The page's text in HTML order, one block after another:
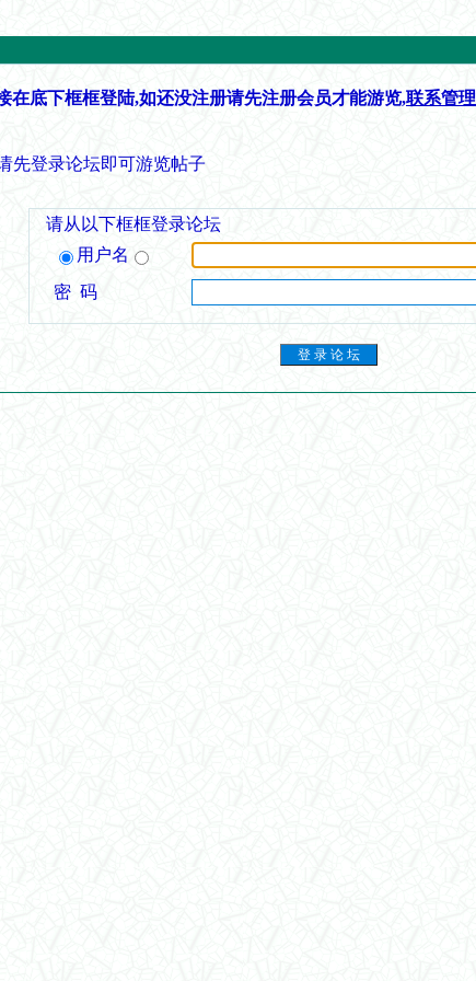
在底下框框登陆,如还没注册请先注册会员才能游览,联系管理
先登录论坛即可游览帖子
请从以下框框登录论坛
用户名
密 码